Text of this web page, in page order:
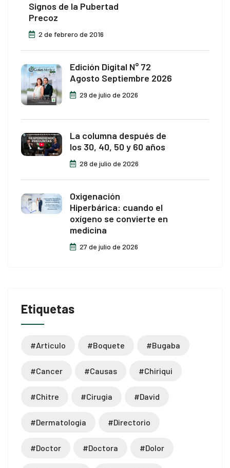
Signos de la Pubertad
Precoz
2 de febrero de 2016
Edición Digital N° 72
Agosto Septiembre 2026
29 de julio de 2026
La columna después de
los 30, 40, 50 y 60 años
28 de julio de 2026
Oxigenación
Hiperbárica: cuando el
oxígeno se convierte en
medicina
27 de julio de 2026
Etiquetas
#articulo #boquete #bugaba
#cancer #causas #chiriqui
#chitre #cirugia #david
#dermatologia #directorio
#doctor #doctora #dolor